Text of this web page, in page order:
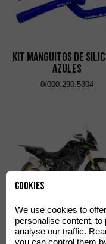
Kit Manguitos de
Azules
0/000.290.5304
Juego de Adhesivos
Road Verde Aventura
0/000.390.4402
Cookies
We use cookies to
personalise content,
analyse our traffic.